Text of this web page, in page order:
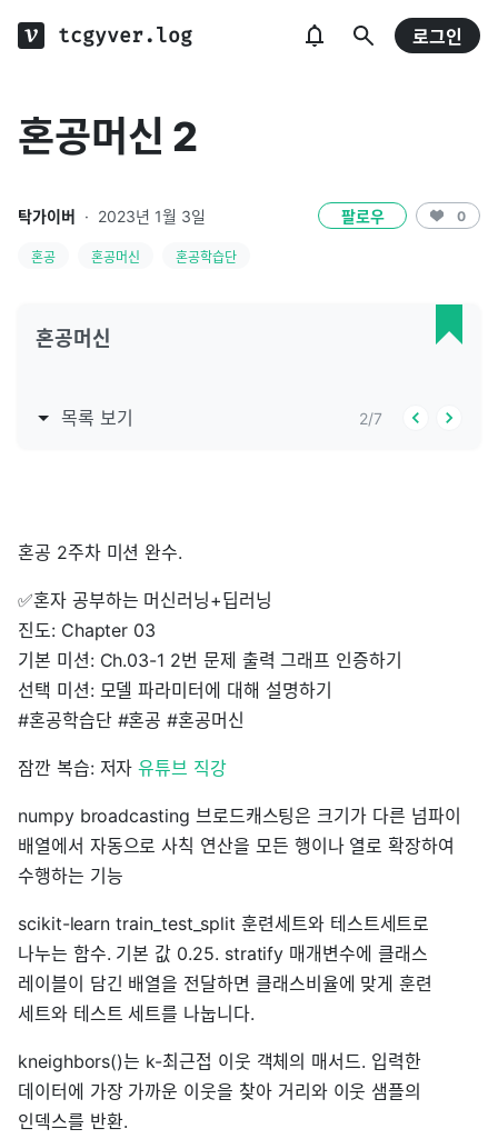
tcgyver.log 로그인
혼공머신 2
탁가이버 · 2023년 1월 3일 팔로우 0
혼공 혼공머신 혼공학습단
혼공머신
목록 보기 2/7
혼공 2주차 미션 완수.
✅혼자 공부하는 머신러닝+딥러닝
진도: Chapter 03
기본 미션: Ch.03-1 2번 문제 출력 그래프 인증하기
선택 미션: 모델 파라미터에 대해 설명하기
#혼공학습단 #혼공 #혼공머신
잠깐 복습: 저자유튜브 직강
numpy broadcasting 브로드캐스팅은 크기가 다른 넘파이
배열에서 자동으로 사칙 연산을 모든 행이나 열로 확장하여
수행하는 기능
scikit-learn train_test_split 훈련세트와 테스트세트로
나누는 함수. 기본 값 0.25. stratify 매개변수에 클래스
레이블이 담긴 배열을 전달하면 클래스비율에 맞게 훈련
세트와 테스트 세트를 나눕니다.
kneighbors()는 k-최근접 이웃 객체의 매서드. 입력한
데이터에 가장 가까운 이웃을 찾아 거리와 이웃 샘플의
인덱스를 반환.